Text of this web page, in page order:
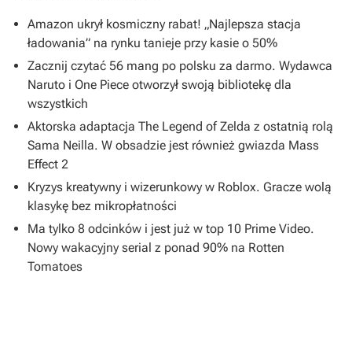
Amazon ukrył kosmiczny rabat! „Najlepsza stacja
ładowania” na rynku tanieje przy kasie o 50%
Zacznij czytać 56 mang po polsku za darmo. Wydawca
Naruto i One Piece otworzył swoją bibliotekę dla
wszystkich
Aktorska adaptacja The Legend of Zelda z ostatnią rolą
Sama Neilla. W obsadzie jest również gwiazda Mass
Effect 2
Kryzys kreatywny i wizerunkowy w Roblox. Gracze wolą
klasykę bez mikropłatności
Ma tylko 8 odcinków i jest już w top 10 Prime Video.
Nowy wakacyjny serial z ponad 90% na Rotten
Tomatoes